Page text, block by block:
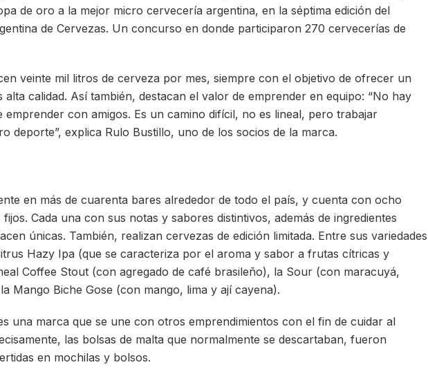
de oro a la mejor micro cervecería argentina, en la séptima edición del
de Cervezas. Un concurso en donde participaron 270 cervecerías de
veinte mil litros de cerveza por mes, siempre con el objetivo de ofrecer un
alta calidad. Así también, destacan el valor de emprender en equipo: “No hay
emprender con amigos. Es un camino difícil, no es lineal, pero trabajar
deporte”, explica Rulo Bustillo, uno de los socios de la marca.
en más de cuarenta bares alrededor de todo el país, y cuenta con ocho
Cada una con sus notas y sabores distintivos, además de ingredientes
únicas. También, realizan cervezas de edición limitada. Entre sus variedades
Hazy Ipa (que se caracteriza por el aroma y sabor a frutas cítricas y
Coffee Stout (con agregado de café brasileño), la Sour (con maracuyá,
Mango Biche Gose (con mango, lima y ají cayena).
una marca que se une con otros emprendimientos con el fin de cuidar al
las bolsas de malta que normalmente se descartaban, fueron
en mochilas y bolsos.